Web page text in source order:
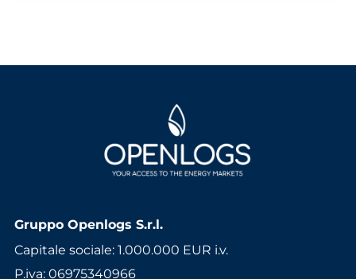
Gruppo Openlogs S.r.l.
Capitale sociale: 1.000.000 EUR i.v.
P.iva: 06975340966